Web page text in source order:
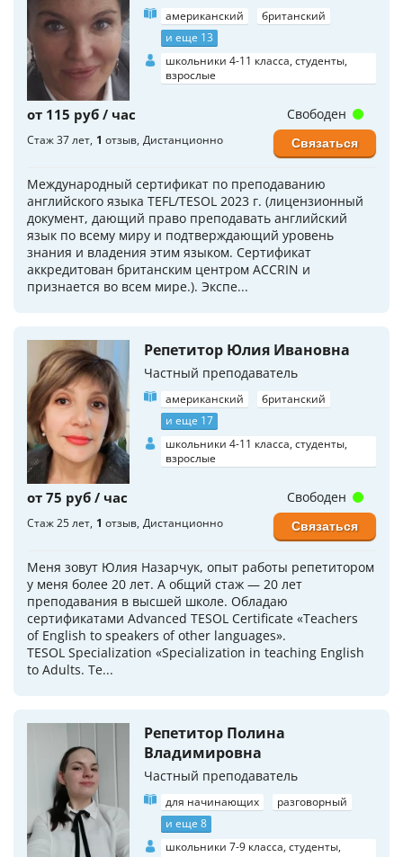
американский
британский
и еще 13
школьники 4-11 класса, студенты,
взрослые
от 115 руб / час
Стаж 37 лет 1 отзыв Дистанционно
Международный сертификат по преподаванию
английского языка TEFL/TESOL 2023 г. (лицензионный
документ, дающий право преподавать английский
язык по всему миру и подтверждающий уровень
знания и владения этим языком. Сертификат
аккредитован британским центром ACCRIN и
признается во всем мире.). Экспе...
Свободен
Связаться
Репетитор Юлия Ивановна
Частный преподаватель
американский
британский
и еще 17
школьники 4-11 класса, студенты,
взрослые
от 75 руб / час
Стаж 25 лет 1 отзыв Дистанционно
Меня зовут Юлия Назарчук, опыт работы репетитором
у меня более 20 лет. А общий стаж — 20 лет
преподавания в высшей школе. Обладаю
сертификатами Advanced TESOL Certificate «Teachers
of English to speakers of other languages».
TESOL Specialization «Specialization in teaching English
to Adults. Te...
Свободен
Связаться
Репетитор Полина
Владимировна
Частный преподаватель
для начинающих
разговорный
и еще 8
школьники 7-9 класса, студенты,